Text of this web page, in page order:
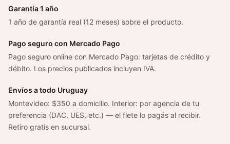
s
s
a
n
t
d
a
d
Garantía 1 año
1 año de garantía real (12 meses) sobre el producto.
Pago seguro con Mercado Pago
Pago seguro online con Mercado Pago: tarjetas de crédito y
débito. Los precios publicados incluyen IVA.
Envíos a todo Uruguay
Montevideo: $350 a domicilio. Interior: por agencia de tu
preferencia (DAC, UES, etc.) — el flete lo pagás al recibir.
Retiro gratis en sucursal.